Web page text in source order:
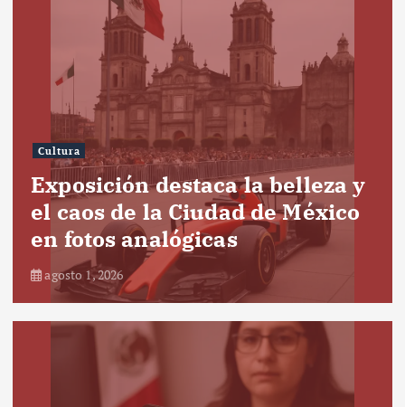
Cultura
Exposición destaca la belleza y
el caos de la Ciudad de México
en fotos analógicas
agosto 1, 2026